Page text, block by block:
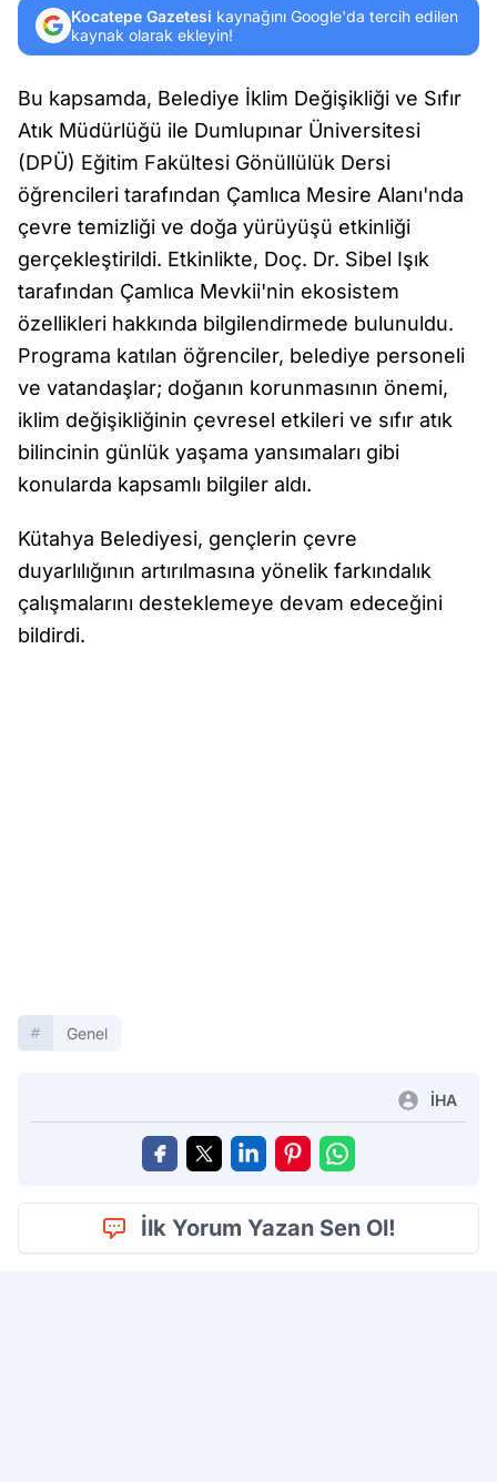
Kocatepe Gazetesi kaynağını Google'da tercih edilen
kaynak olarak ekleyin!
Bu kapsamda, Belediye İklim Değişikliği ve Sıfır
Atık Müdürlüğü ile Dumlupınar Üniversitesi
(DPÜ) Eğitim Fakültesi Gönüllülük Dersi
öğrencileri tarafından Çamlıca Mesire Alanı'nda
çevre temizliği ve doğa yürüyüşü etkinliği
gerçekleştirildi. Etkinlikte, Doç. Dr. Sibel Işık
tarafından Çamlıca Mevkii'nin ekosistem
özellikleri hakkında bilgilendirmede bulunuldu.
Programa katılan öğrenciler, belediye personeli
ve vatandaşlar; doğanın korunmasının önemi,
iklim değişikliğinin çevresel etkileri ve sıfır atık
bilincinin günlük yaşama yansımaları gibi
konularda kapsamlı bilgiler aldı.
Kütahya Belediyesi, gençlerin çevre
duyarlılığının artırılmasına yönelik farkındalık
çalışmalarını desteklemeye devam edeceğini
bildirdi.
Genel
İHA
İlk Yorum Yazan Sen Ol!